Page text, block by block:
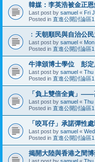
韓媒：李英浩被金正
Last post by samuel « Fri
Posted in 直進公開討論區1
﹕天朝順民與自治公
Last post by samuel «
Posted in 直進公開討論區1
牛津頒博士學位 彭定
Last post by samuel « Thu
Posted in 直進公開討論區1
「負上雙倍全責」
Last post by samuel « Thu
Posted in 直進公開討論區1
「咬耳仔」承諾彈性
Last post by samuel «
Posted in 直進公開討論區1
揭開大陸與香港之間
Last post by samuel « Thu